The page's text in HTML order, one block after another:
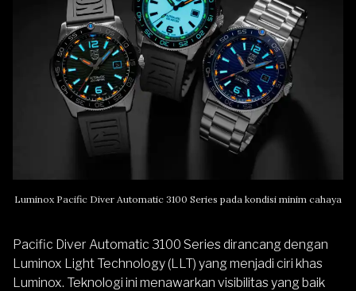
Luminox Pacific Diver Automatic 3100 Series pada kondisi minim cahaya
Pacific Diver Automatic 3100 Series dirancang dengan
Luminox Light Technology (LLT) yang menjadi ciri khas
Luminox. Teknologi ini menawarkan visibilitas yang baik